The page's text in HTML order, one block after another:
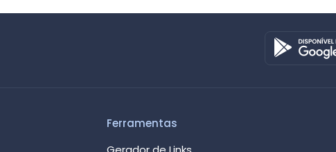
Ferramentas
Octadesk
Online agora